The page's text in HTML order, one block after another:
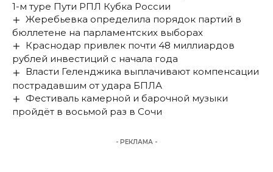
1-м туре Пути РПЛ Кубка России
Жеребьевка определила порядок партий в
бюллетене на парламентских выборах
Краснодар привлек почти 48 миллиардов
рублей инвестиций с начала года
Власти Геленджика выплачивают компенсации
пострадавшим от удара БПЛА
Фестиваль камерной и барочной музыки
пройдёт в восьмой раз в Сочи
- РЕКЛАМА -